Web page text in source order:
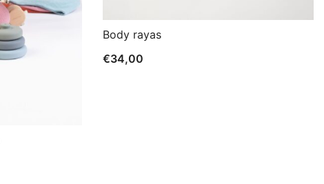
Body rayas
€34,00